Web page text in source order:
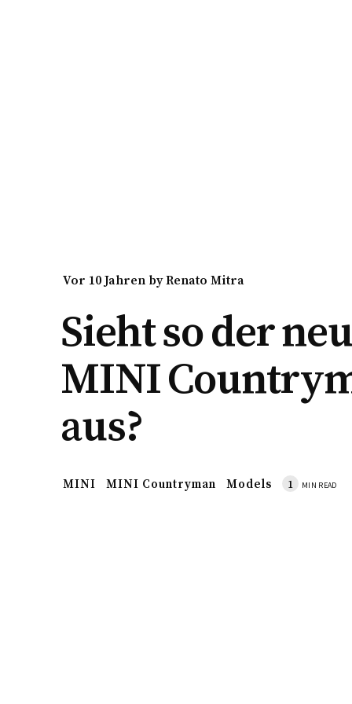
vor 10 Jahren byRenato Mitra
Sieht so der
MINI
aus?
MINI MINI Countryman Models 1 MIN READ